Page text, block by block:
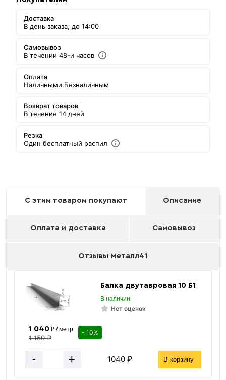
Доставка
В день заказа, до 14:00
Самовывоз
В течении 48-и часов
Оплата
Наличными,Безналичным
Возврат товаров
В течение 14 дней
Резка
Один бесплатный распил
С этим товаром покупают Описание
Оплата и доставка Самовывоз
Отзывы Металл41
Балка двутавровая 10 Б1
В наличии
Нет оценок
1 040₽ / метр
1 150 ₽
- 10%
- + 1040 ₽ В корзину